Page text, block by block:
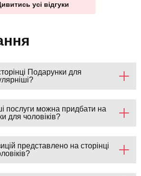
усі відгуки
Подарунки для
послуги можна придбати на
для чоловіків?
представлено на сторінці